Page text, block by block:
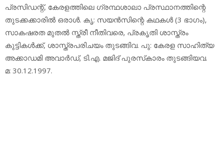
പ്രസിഡന്റ്, കേരളത്തിലെ ഗ്രന്ഥശാലാ പ്രസ്ഥാനത്തിന്റെ
തുടക്കക്കാരില്‍ ഒരാള്‍. കൃ: സയന്‍സിന്റെ കഥകള്‍ (3 ഭാഗം),
സാകഷരത മുതല്‍ സ്ത്രീ നീതിവരെ, പ്രകൃതി ശാസ്ത്രം
കുട്ടികള്‍ക്ക്, ശാസ്ത്രപരിചയം തുടങ്ങിവ. പു: കേരള സാഹിത്യ
അക്കാഡമി അവാര്‍ഡ്, ടി.എ. മജിദ് പുരസ്‌കാരം തുടങ്ങിയവ.
മ: 30.12.1997.